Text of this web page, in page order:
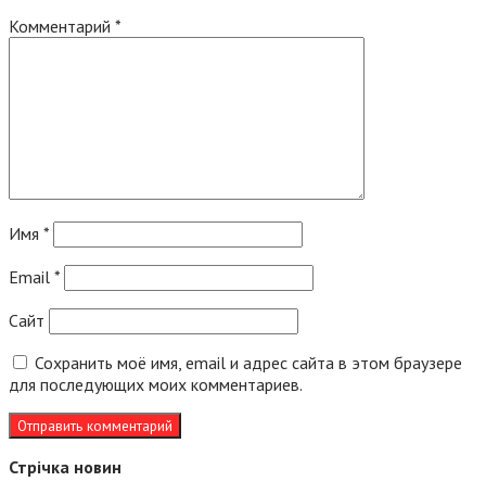
Комментарий *
Имя *
Email *
Сайт
Сохранить моё имя, email и адрес сайта в этом браузере
для последующих моих комментариев.
Стрічка новин